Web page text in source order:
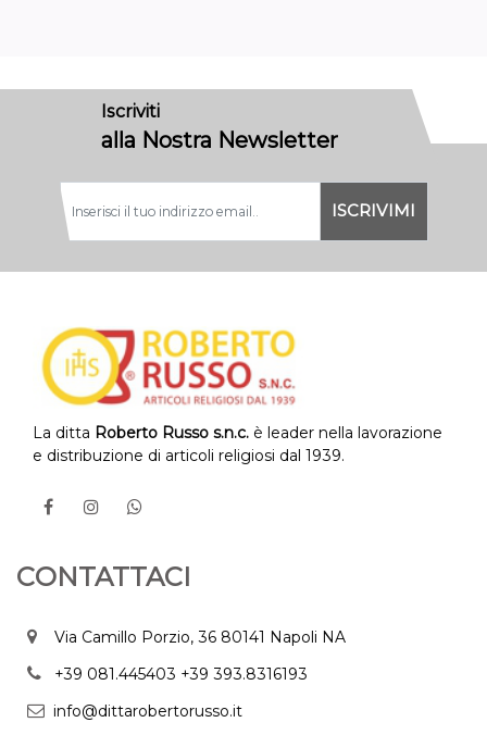
Iscriviti
alla Nostra Newsletter
La ditta Roberto Russo s.n.c. è leader nella lavorazione
e distribuzione di articoli religiosi dal 1939.
CONTATTACI
Via Camillo Porzio, 36 80141 Napoli NA
+39 081.445403 +39 393.8316193
info@dittarobertorusso.it